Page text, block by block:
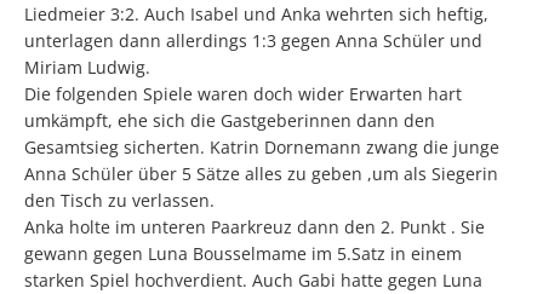
Liedmeier 3:2. Auch Isabel und Anka wehrten sich heftig,
unterlagen dann allerdings 1:3 gegen Anna Schüler und
Miriam Ludwig.
Die folgenden Spiele waren doch wider Erwarten hart
umkämpft, ehe sich die Gastgeberinnen dann den
Gesamtsieg sicherten. Katrin Dornemann zwang die junge
Anna Schüler über 5 Sätze alles zu geben ,um als Siegerin
den Tisch zu verlassen.
Anka holte im unteren Paarkreuz dann den 2. Punkt . Sie
gewann gegen Luna Bousselmame im 5.Satz in einem
starken Spiel hochverdient. Auch Gabi hatte gegen Luna